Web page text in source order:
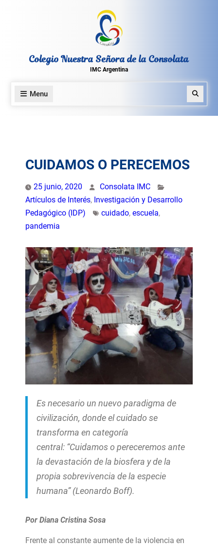
Colegio Nuestra Señora de la Consolata
IMC Argentina
Menu Search
CUIDAMOS O PERECEMOS
25 junio, 2020
Consolata IMC
Artículos de Interés, Investigación y Desarrollo
Pedagógico (IDP)
cuidado, escuela,
pandemia
Es necesario un nuevo paradigma de
civilización, donde el cuidado se
transforma en categoría
central: “Cuidamos o pereceremos ante
la devastación de la biosfera y de la
propia sobrevivencia de la especie
humana” (Leonardo Boff).
Por Diana Cristina Sosa
Frente al constante aumente de la violencia en